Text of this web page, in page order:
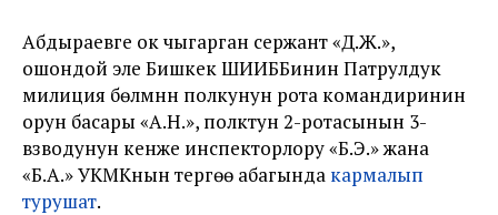
Абдыраевге ок чыгарган сержант «Д.Ж.»,
ошондой эле Бишкек ШИИББинин Патрулдук
милиция бөлүмүнүн полкунун рота командиринин
орун басары «А.Н.», полктун 2-ротасынын 3-
взводунун кенже инспекторлору «Б.Э.» жана
«Б.А.» УКМКнын тергөө абагында кармалып
турушат.